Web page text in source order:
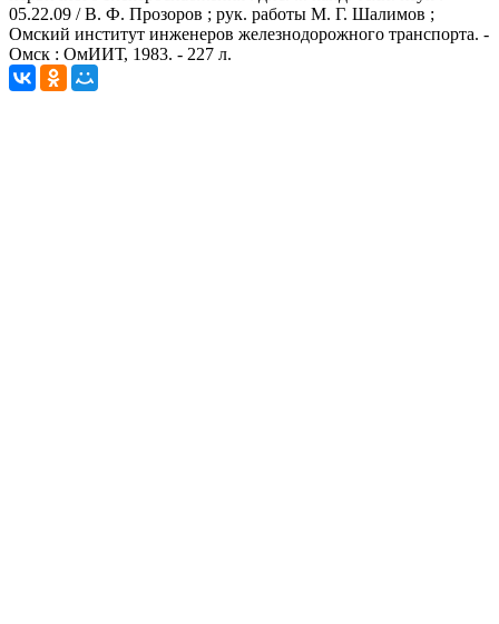
05.22.09 / В. Ф. Прозоров ; рук. работы М. Г. Шалимов ;
Омский институт инженеров железнодорожного транспорта. -
Омск : ОмИИТ, 1983. - 227 л.